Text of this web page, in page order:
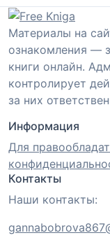
Материалы на
ознакомления —
книги онлайн.
контролирует
за них
Информация
Для
Контакты
Наши контакты: